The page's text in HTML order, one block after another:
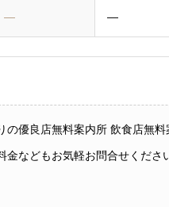
— —
の優良店無料案内所 飲食店無
金などもお気軽お問合せくださ